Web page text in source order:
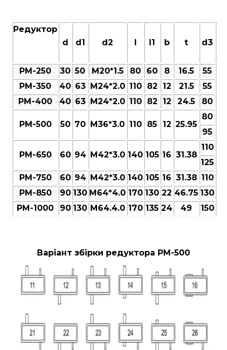
Редуктор
d
d1 d2 l l1 b t d3
РМ-250 30 50 M20*1.5 80 60 8 16.5 55
РМ-350
40 63 M24*2.0 110 82 12 21.5 55
РМ-400
40 63 M24*2.0 110 82 12 24.5 80
РМ-500 50 70 M36*3.0 110 85 12 25.95
80
95
РМ-650 60 94 M42*3.0 140 105 16 31.38
110
125
РМ-750
60 94 M42*3.0 140 105 16 31.38 110
РМ-850
90 130 M64*4.0 170 130 22 46.75 130
РМ-1000
90 130 M64.4.0 170 135 24 49 150
Варіант збірки редуктора РМ-500